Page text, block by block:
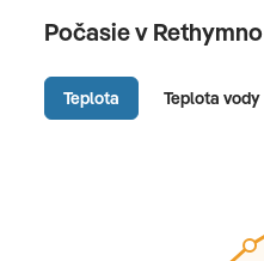
Počasie v Rethymno
Teplota Teplota vody